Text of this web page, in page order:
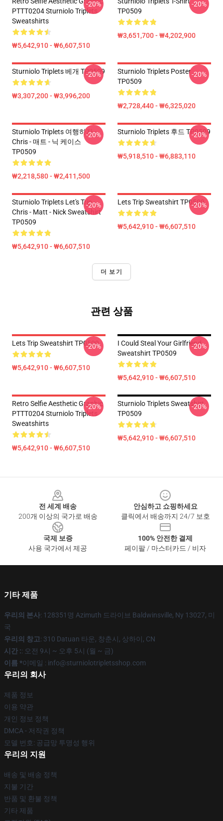
PTTT0204 Sturniolo Triplets
Sweatshirts
₩5,642,910 - ₩6,607,510
-20%
TP0509
₩3,651,700 - ₩4,202,900
-20%
Sturniolo Triplets 베개 TP0509
₩3,307,200 - ₩3,996,200
-20%
Sturniolo Triplets Poster
TP0509
₩2,728,440 - ₩6,325,020
-20%
Sturniolo Triplets 여행하자 -
Chris - 매트 - 닉 케이스
TP0509
₩2,218,580 - ₩2,411,500
-20% Sturniolo Triplets 후드 TP0509
₩5,918,510 - ₩6,883,110
-20%
Sturniolo Triplets Let's Trip -
Chris - Matt - Nick Sweatshirt
TP0509
₩5,642,910 - ₩6,607,510
-20% Lets Trip Sweatshirt TP0509
₩5,642,910 - ₩6,607,510
-20%
더 보기
관련 상품
Lets Trip Sweatshirt TP0509
₩5,642,910 - ₩6,607,510
-20%
I Could Steal Your Girlfriend
Sweatshirt TP0509
₩5,642,910 - ₩6,607,510
-20%
Retro Selfie Aesthetic Graphic
PTTT0204 Sturniolo Triplets
Sweatshirts
₩5,642,910 - ₩6,607,510
-20%
Sturniolo Triplets Sweatshirt
TP0509
₩5,642,910 - ₩6,607,510
-20%
전 세계 배송
200개 이상의 국가로 배송
안심하고 쇼핑하세요
클릭에서 배송까지 24/7 보호
국제 보증
사용 국가에서 제공
100% 안전한 결제
페이팔 / 마스터카드 / 비자
기타 제품
우리의 본사: 128351명 Azimuth 드라이브 Baldwinsville, Ny 13027, 미
국
우리의 창고: 310 Datuan 타운, 창춘시, 상하이, CN
시간 :: 오전 9시 ~ 오후 5시 (월 ~ 금)
이름 *이메일 : info@sturniolotripletsshop.com
우리의 회사
제품 정보
이용 약관
개인 정보 정책
DMCA - 저작권 정책
모델 번호: 공급망 투명성 행위
우리의 지원
배송 및 배송 정책
지불 기간
반품 및 환불 정책
기타 제품